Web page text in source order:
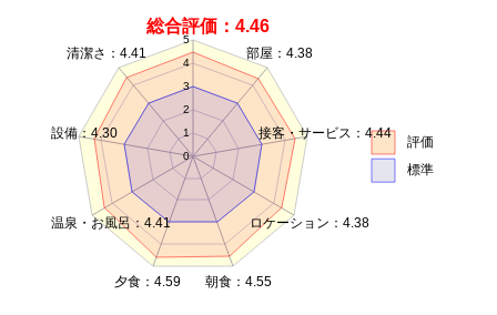
0
1
2
3
4
5
総合評価：4.46
部屋：4.38
接客・サービス：4.44
ロケーション：4.38
朝食：4.55
夕食：4.59
温泉・お風呂：4.41
設備：4.30
清潔さ：4.41
評価
標準